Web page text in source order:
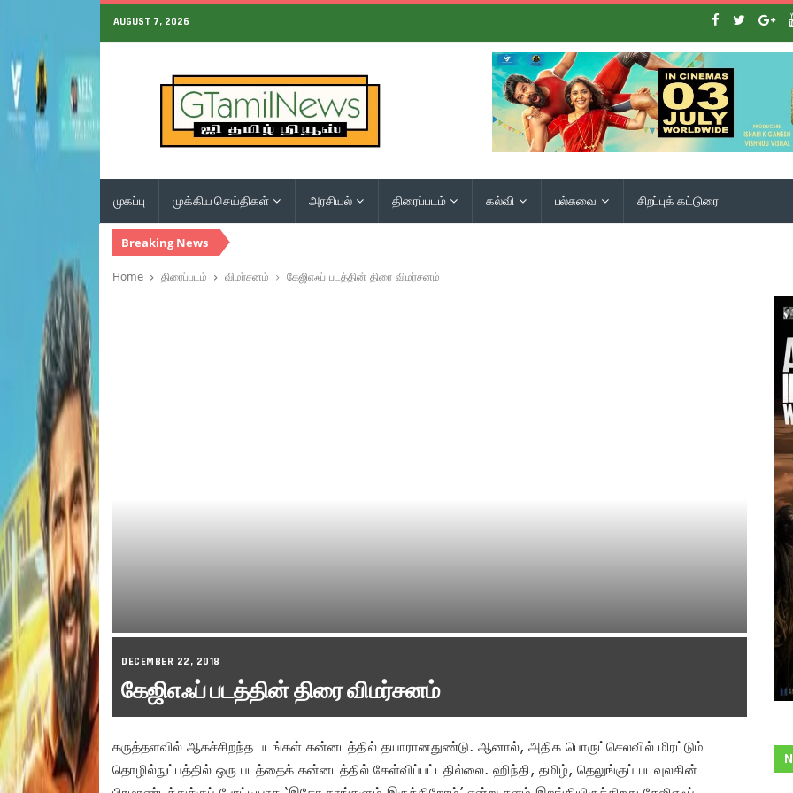
AUGUST 7, 2026
முகப்பு முக்கிய செய்திகள் அரசியல் திரைப்படம் கல்வி பல்சுவை சிறப்புக் கட்டுரை
Breaking News
Home திரைப்படம் விமர்சனம் கேஜிஎஃப் படத்தின் திரை விமர்சனம்
DECEMBER 22, 2018
கேஜிஎஃப் படத்தின் திரை விமர்சனம்
கருத்தளவில் ஆகச்சிறந்த படங்கள் கன்னடத்தில் தயாரானதுண்டு. ஆனால், அதிக பொருட்செலவில் மிரட்டும்
தொழில்நுட்பத்தில் ஒரு படத்தைக் கன்னடத்தில் கேள்விப்பட்டதில்லை. ஹிந்தி, தமிழ், தெலுங்குப் படவுலகின்